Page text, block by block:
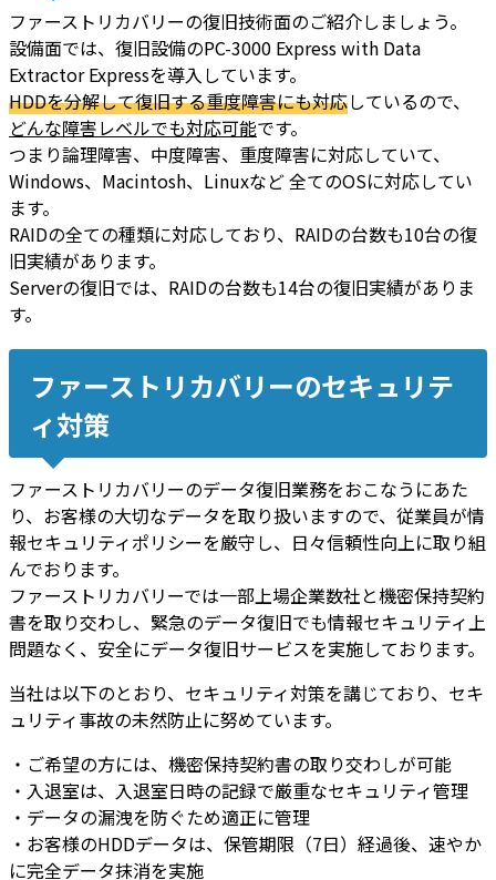
ファーストリカバリーの復旧技術面のご紹介しましょう。
設備面では、復旧設備のPC-3000 Express with Data
Extractor Expressを導入しています。
HDDを分解して復旧する重度障害にも対応しているので、
どんな障害レベルでも対応可能です。
つまり論理障害、中度障害、重度障害に対応していて、
Windows、Macintosh、Linuxなど 全てのOSに対応してい
ます。
RAIDの全ての種類に対応しており、RAIDの台数も10台の復
旧実績があります。
Serverの復旧では、RAIDの台数も14台の復旧実績がありま
す。
ファーストリカバリーのセキュリテ
ィ対策
ファーストリカバリーのデータ復旧業務をおこなうにあた
り、お客様の大切なデータを取り扱いますので、従業員が情
報セキュリティポリシーを厳守し、日々信頼性向上に取り組
んでおります。
ファーストリカバリーでは一部上場企業数社と機密保持契約
書を取り交わし、緊急のデータ復旧でも情報セキュリティ上
問題なく、安全にデータ復旧サービスを実施しております。
当社は以下のとおり、セキュリティ対策を講じており、セキ
ュリティ事故の未然防止に努めています。
・ご希望の方には、機密保持契約書の取り交わしが可能
・入退室は、入退室日時の記録で厳重なセキュリティ管理
・データの漏洩を防ぐため適正に管理
・お客様のHDDデータは、保管期限（7日）経過後、速やか
に完全データ抹消を実施